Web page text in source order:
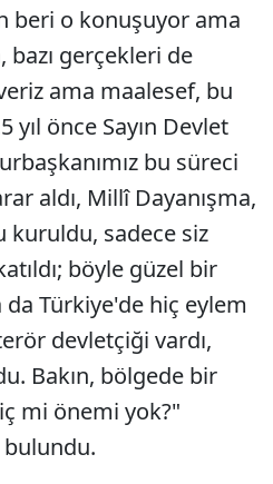
beri o konuşuyor ama
bazı gerçekleri de
ama maalesef, bu
yıl önce Sayın Devlet
bu süreci
aldı, Millî Dayanışma,
kuruldu, sadece siz
böyle güzel bir
Türkiye'de hiç eylem
devletçiği vardı,
Bakın, bölgede bir
mi önemi yok?"